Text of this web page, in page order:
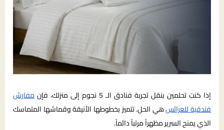
إذا كنتِ تحلمين بنقل تجربة فنادق الـ 5 نجوم إلى منزلك، فإن
مفارش
فندقية للعرائسهي الحل. تتميز بخطوطها الأنيقة وقماشها المتماسك
الذي يمنح السرير مظهراً مرتباً دائماً.